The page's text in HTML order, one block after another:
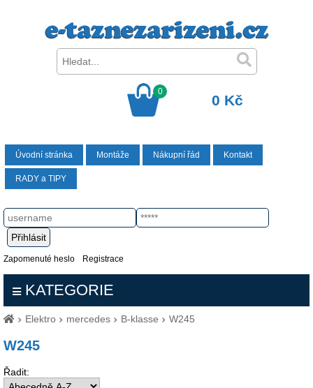
0
0 Kč
Úvodní stránka Montáže Nákupní řád Kontakt
RADY a TIPY
Zapomenuté heslo Registrace
KATEGORIE
Elektro mercedes B-klasse W245
W245
Řadit: